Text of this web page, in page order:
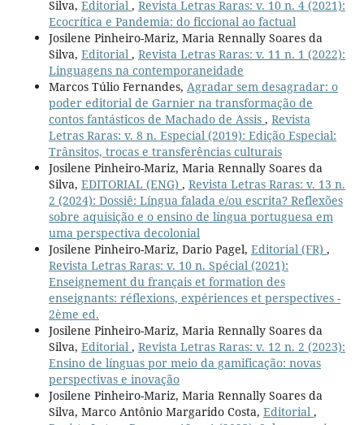
Silva, Editorial , Revista Letras Raras: v. 10 n. 4 (2021):
Ecocrítica e Pandemia: do ficcional ao factual
Josilene Pinheiro-Mariz, Maria Rennally Soares da
Silva, Editorial , Revista Letras Raras: v. 11 n. 1 (2022):
Linguagens na contemporaneidade
Marcos Túlio Fernandes, Agradar sem desagradar: o
poder editorial de Garnier na transformação de
contos fantásticos de Machado de Assis , Revista
Letras Raras: v. 8 n. Especial (2019): Edição Especial:
Trânsitos, trocas e transferências culturais
Josilene Pinheiro-Mariz, Maria Rennally Soares da
Silva, EDITORIAL (ENG) , Revista Letras Raras: v. 13 n.
2 (2024): Dossiê: Língua falada e/ou escrita? Reflexões
sobre aquisição e o ensino de língua portuguesa em
uma perspectiva decolonial
Josilene Pinheiro-Mariz, Dario Pagel, Editorial (FR) ,
Revista Letras Raras: v. 10 n. Spécial (2021):
Enseignement du français et formation des
enseignants: réflexions, expériences et perspectives -
2ème ed.
Josilene Pinheiro-Mariz, Maria Rennally Soares da
Silva, Editorial , Revista Letras Raras: v. 12 n. 2 (2023):
Ensino de línguas por meio da gamificação: novas
perspectivas e inovação
Josilene Pinheiro-Mariz, Maria Rennally Soares da
Silva, Marco Antônio Margarido Costa, Editorial ,